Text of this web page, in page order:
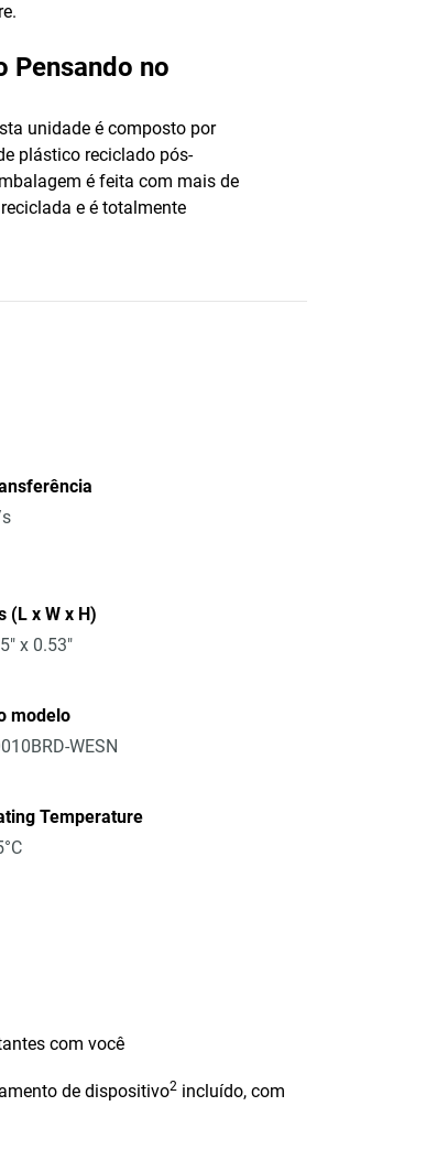
Pensando no
unidade é composto por
plástico reciclado pós-
é feita com mais de
e é totalmente
(L x W x H)
x 0.53"
modelo
WESN
Temperature
com você
de dispositivo2 incluído, com